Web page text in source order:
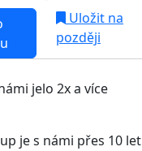
Uložit na
později
jelo 2x a více
je s námi přes 10 let